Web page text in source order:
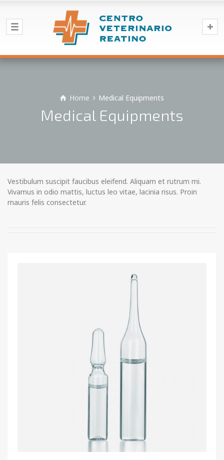
Home Medical Equipments
Medical Equipments
Vestibulum suscipit faucibus eleifend. Aliquam et rutrum mi.
Vivamus in odio mattis, luctus leo vitae, lacinia risus. Proin
mauris felis consectetur.